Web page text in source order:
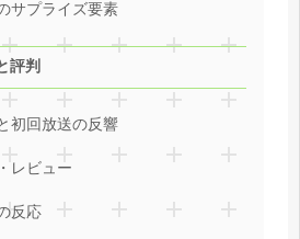
サプライズ要素
評判
初回放送の反響
レビュー
反応